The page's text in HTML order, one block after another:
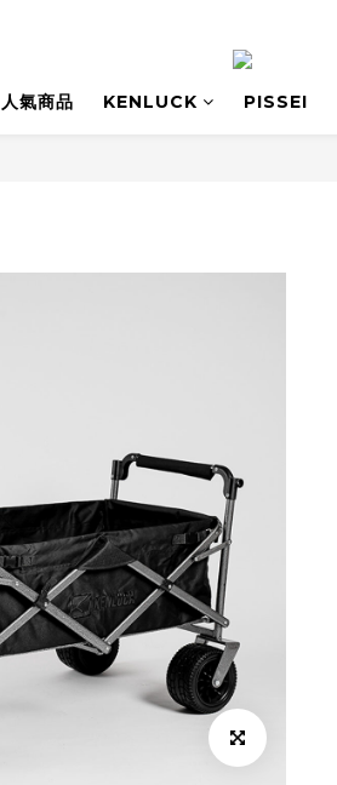
人氣商品 KENLUCK PISSEI